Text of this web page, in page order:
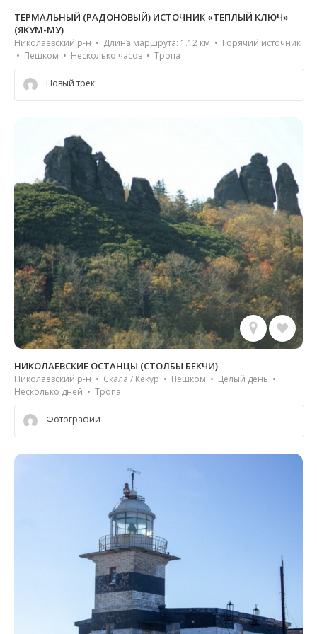
ТЕРМАЛЬНЫЙ (РАДОНОВЫЙ) ИСТОЧНИК «ТЕПЛЫЙ КЛЮЧ»
(ЯКУМ-МУ)
Николаевский р-н • Длина маршрута: 1.12 км • Горячий источник
• Пешком • Несколько часов • Тропа
Новый трек
НИКОЛАЕВСКИЕ ОСТАНЦЫ (СТОЛБЫ БЕКЧИ)
Николаевский р-н • Скала / Кекур • Пешком • Целый день •
Несколько дней • Тропа
Фотографии